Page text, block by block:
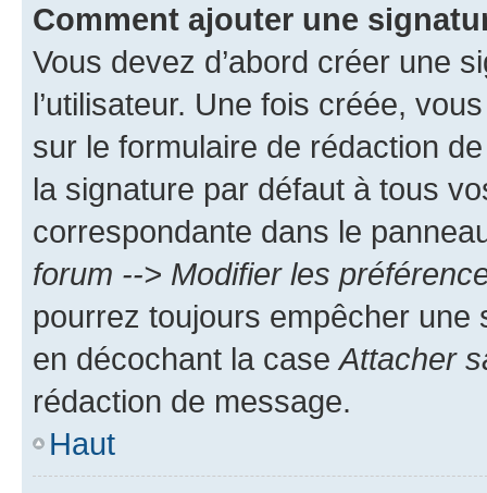
Comment ajouter une
Vous devez d’abord créer une
l’utilisateur. Une fois créée,
sur le formulaire de rédaction
la signature par défaut à tous
correspondante dans le
forum --> Modifier les
pourrez toujours empêcher une
en décochant la caseAttacher
rédaction de message.
Haut